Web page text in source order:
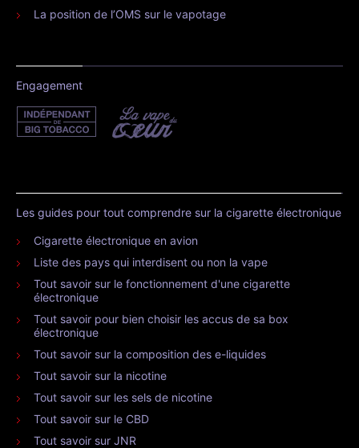
La position de l’OMS sur le vapotage
Engagement
Les guides pour tout comprendre sur la cigarette électronique
Cigarette électronique en avion
Liste des pays qui interdisent ou non la vape
Tout savoir sur le fonctionnement d'une cigarette
électronique
Tout savoir pour bien choisir les accus de sa box
électronique
Tout savoir sur la composition des e-liquides
Tout savoir sur la nicotine
Tout savoir sur les sels de nicotine
Tout savoir sur le CBD
Tout savoir sur JNR